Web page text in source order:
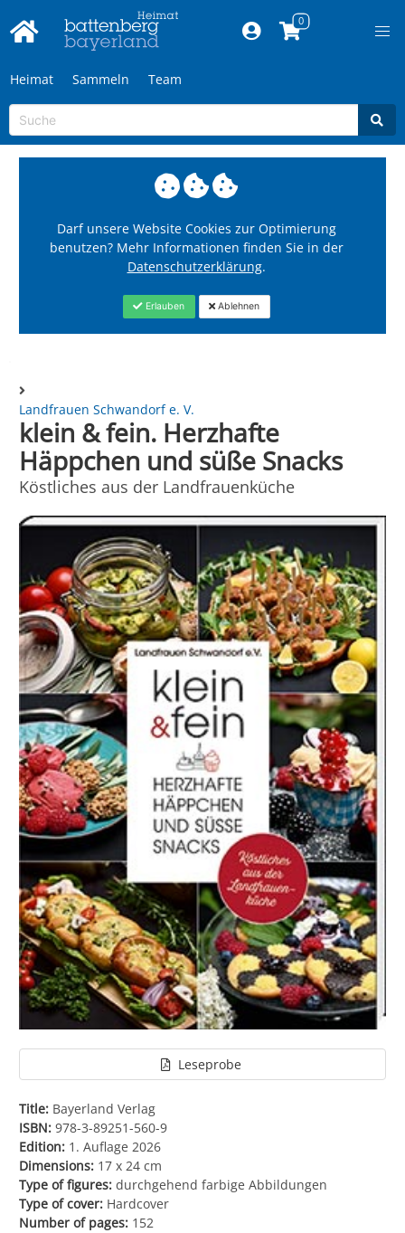
Heimat Sammeln Team
Darf unsere Website Cookies zur Optimierung
benutzen? Mehr Informationen finden Sie in der
Datenschutzerklärung.
Erlauben Ablehnen
Landfrauen Schwandorf e. V.
klein & fein. Herzhafte
Häppchen und süße Snacks
Köstliches aus der Landfrauenküche
Leseprobe
Title: Bayerland Verlag
ISBN: 978-3-89251-560-9
Edition: 1. Auflage 2026
Dimensions: 17 x 24 cm
Type of figures: durchgehend farbige Abbildungen
Type of cover: Hardcover
Number of pages: 152